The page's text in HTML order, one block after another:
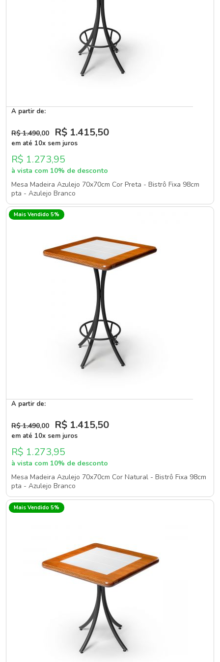
A partir de:
R$ 1.490,00 R$ 1.415,50
em até 10x sem juros
R$ 1.273,95
à vista com 10% de desconto
Mesa Madeira Azulejo 70x70cm Cor Preta - Bistrô Fixa 98cm
pta - Azulejo Branco
Mais Vendido 5%
A partir de:
R$ 1.490,00 R$ 1.415,50
em até 10x sem juros
R$ 1.273,95
à vista com 10% de desconto
Mesa Madeira Azulejo 70x70cm Cor Natural - Bistrô Fixa 98cm
pta - Azulejo Branco
Mais Vendido 5%